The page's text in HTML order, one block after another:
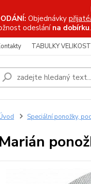
Objednávky
odeslání na dobírku
TABULKY
Speciální ponožky,
Marián